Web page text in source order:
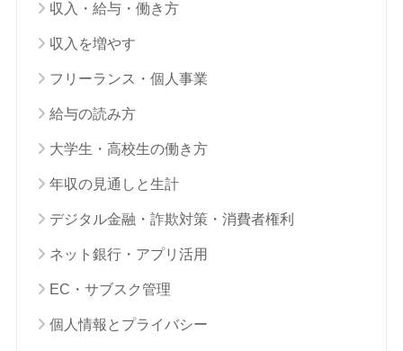
収入・給与・働き方
収入を増やす
フリーランス・個人事業
給与の読み方
大学生・高校生の働き方
年収の見通しと生計
デジタル金融・詐欺対策・消費者権利
ネット銀行・アプリ活用
EC・サブスク管理
個人情報とプライバシー